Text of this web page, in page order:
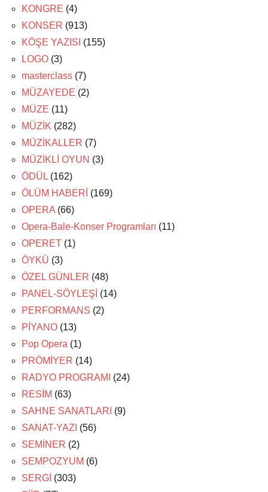
KONGRE (4)
KONSER (913)
KÖŞE YAZISI (155)
LOGO (3)
masterclass (7)
MÜZAYEDE (2)
MÜZE (11)
MÜZİK (282)
MÜZİKALLER (7)
MÜZİKLİ OYUN (3)
ÖDÜL (162)
ÖLÜM HABERİ (169)
OPERA (66)
Opera-Bale-Konser Programları (11)
OPERET (1)
ÖYKÜ (3)
ÖZEL GÜNLER (48)
PANEL-SÖYLEŞİ (14)
PERFORMANS (2)
PİYANO (13)
Pop Opera (1)
PRÖMİYER (14)
RADYO PROGRAMI
(24)
RESİM (63)
SAHNE SANATLARI (9)
SANAT-YAZI (56)
SEMİNER (2)
SEMPOZYUM (6)
SERGİ (303)